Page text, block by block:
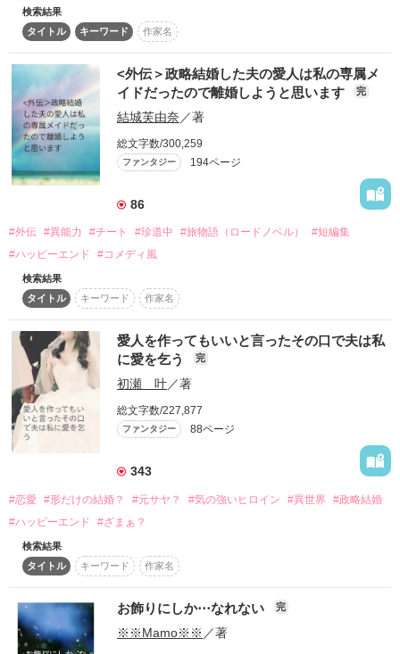
せ。
☆　Sadsukgc様、レビューありがとうございます！
作品を読む
下着メーカー「ウォルカ」で働く有川泉。
実はウォルカの社長令嬢。
だが母の旧姓有川泉として入社して５年。
そんな彼女には婚約者がいる。
だがこの結婚は政略結婚だった。
そんなある日、婚約者である鴨居明久に女がいた。
それを知りショックの泉に「俺を愛人にしないか」と話を持ち
かけた男性がいた。
それは泉の上司の堤洋介
仕事では何度も衝突するが泉は洋介と結婚するまでと言う期間
限定の
愛人契約を結ぶ。
＊＊＊＊＊＊＊＊＊＊＊＊＊＊＊＊＊＊＊＊＊＊＊＊＊
誤字脱字など読みにくい点があると思います。
ご迷惑おかけします。
検索結果
タイトル
キーワード 作家名
<外伝＞政略結婚した夫の愛人は私の専属メ
イドだったので離婚しようと思います
完
結城芙由奈 ／著
総文字数/300,259
ファンタジー 194ページ
86
#外伝 #異能力 #チート #珍道中 #旅物語（ロードノベル）
#短編集
#ハッピーエンド
#コメディ風
検索結果
タイトル
キーワード 作家名
愛人を作ってもいいと言ったその口で夫は私
に愛を乞う
完
初瀬 叶／著
総文字数/227,877
ファンタジー 88ページ
343
#恋愛 #形だけの結婚？ #元サヤ？ #気の強いヒロイン #異世界
#政略結婚
#ハッピーエンド
#ざまぁ？
検索結果
タイトル
キーワード 作家名
お飾りにしか⋅⋅⋅なれない 完
※※Mamo※※ ／著